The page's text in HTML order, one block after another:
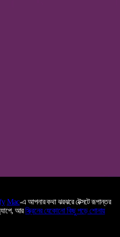
Mac-এ আপনার কথা ঝরঝরে টেক্সটে রূপান্তর
আরস্ক্রিনের যেকোনো কিছু পড়ে শোনায়